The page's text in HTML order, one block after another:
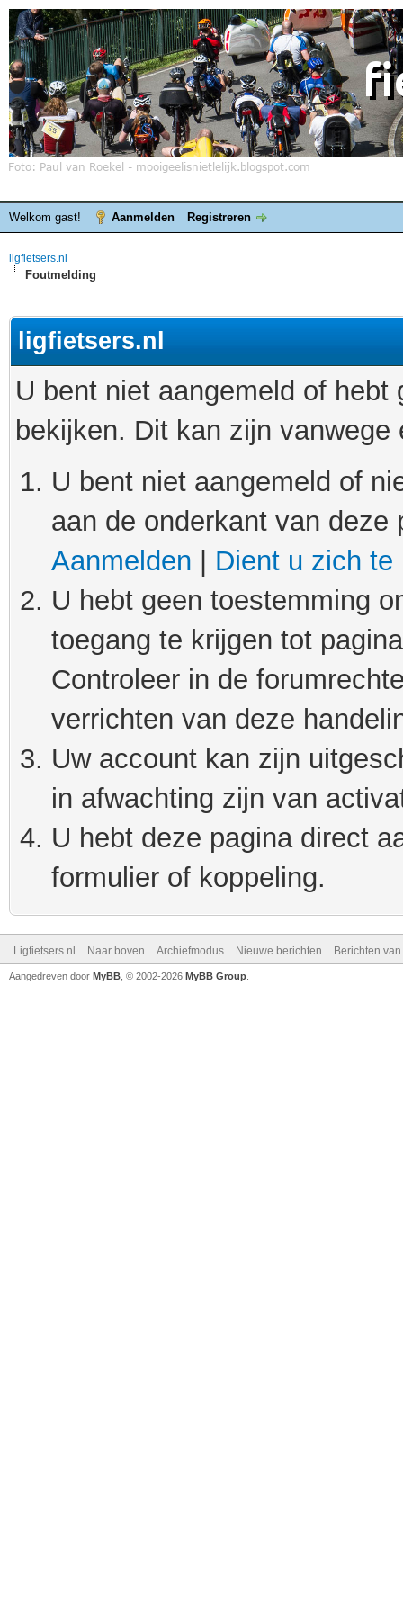
Welkom gast! Aanmelden Registreren
ligfietsers.nl
Foutmelding
ligfietsers.nl
U bent niet aangemeld of
bekijken. Dit kan zijn
U bent niet aangemeld of
aan de onderkant van
Aanmelden
Dient u zich te
U hebt geen toestemming
toegang te krijgen tot
Controleer in de
verrichten van deze
Uw account kan zijn
in afwachting zijn van
U hebt deze pagina direct
formulier of koppeling.
Ligfietsers.nl Naar boven Archiefmodus Nieuwe berichten Berichten
Aangedreven door MyBB , © 2002-2026 MyBB Group